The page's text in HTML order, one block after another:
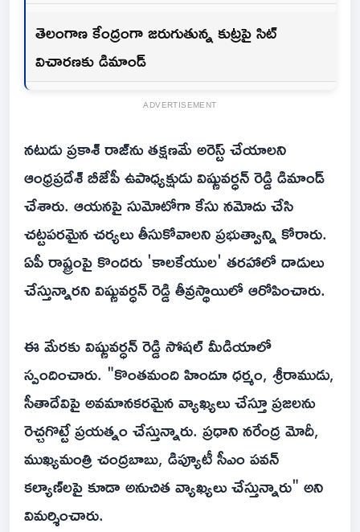
తెలంగాణ కేంద్రంగా జరుగుతున్న కుట్రపై సిట్
విచారణకు డిమాండ్
ADVERTISEMENT
నటుడు ప్రకాశ్ రాజ్‌ను తక్షణమే అరెస్ట్ చేయాలని
ఆంధ్రప్రదేశ్ బీజేపీ ఉపాధ్యక్షుడు విష్ణువర్ధన్ రెడ్డి డిమాండ్
చేశారు. ఆయనపై సుమోటోగా కేసు నమోదు చేసి
చట్టపరమైన చర్యలు తీసుకోవాలని ప్రభుత్వాన్ని కోరారు.
ఏపీ రాష్ట్రంపై కొందరు 'కాలకేయుల' తరహాలో దాడులు
చేస్తున్నారని విష్ణువర్ధన్ రెడ్డి తీవ్రస్థాయిలో ఆరోపించారు.
ఈ మేరకు విష్ణువర్ధన్ రెడ్డి సోషల్ మీడియాలో
స్పందించారు. "కొంతమంది హిందూ ధర్మం, శ్రీరాముడు,
సీతాదేవిపై అవమానకరమైన వ్యాఖ్యలు చేస్తూ ప్రజలను
రెచ్చగొట్టే ప్రయత్నం చేస్తున్నారు. ప్రధాని నరేంద్ర మోదీ,
ముఖ్యమంత్రి చంద్రబాబు, డిప్యూటీ సీఎం పవన్
కల్యాణ్‌లపై కూడా అనుచిత వ్యాఖ్యలు చేస్తున్నారు" అని
విమర్శించారు.